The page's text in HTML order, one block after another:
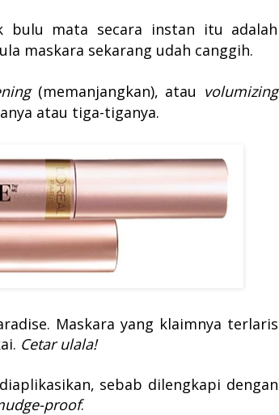
bulu mata secara instan itu adalah
maskara sekarang udah canggih.
(memanjangkan), atau volumizing
atau tiga-tiganya.
Maskara yang klaimnya terlaris
Cetar ulala!
sebab dilengkapi dengan
proof.